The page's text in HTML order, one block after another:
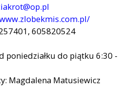
605820524
poniedziałku do piątku 6:30 -
Magdalena Matusiewicz